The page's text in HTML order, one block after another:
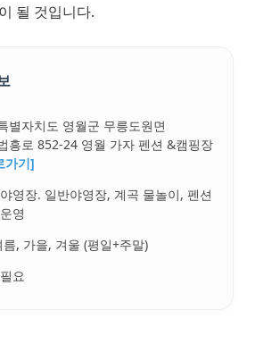
될 것입니다.
별자치도 영월군 무릉도원면
흥로 852-24 영월 가자 펜션 &캠핑장
가기]
영장. 일반야영장, 계곡 물놀이, 펜션
영
름, 가을, 겨울 (평일+주말)
요